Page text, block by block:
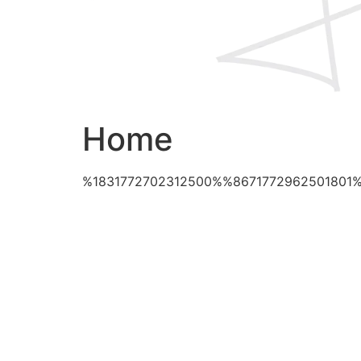
Home